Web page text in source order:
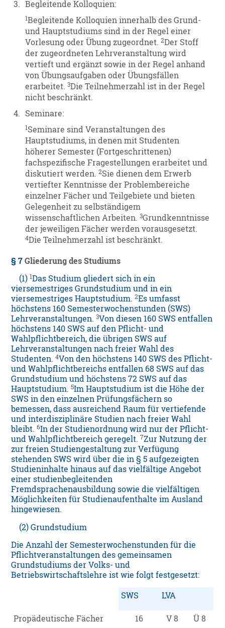
3. Begleitende Kolloquien:
1Begleitende Kolloquien innerhalb des Grund-
und Hauptstudiums sind in der Regel einer
Vorlesung oder Übung zugeordnet.2Der Stoff
der zugeordneten Lehrveranstaltung wird
vertieft und ergänzt sowie in der Regel anhand
von Übungsaufgaben oder Übungsfällen
erarbeitet.3Die Teilnehmerzahl ist in der Regel
nicht beschränkt.
4. Seminare:
1Seminare sind Veranstaltungen des
Hauptstudiums, in denen mit Studenten
höherer Semester (Fortgeschrittenen)
fachspezifische Fragestellungen erarbeitet und
diskutiert werden.2Sie dienen dem Erwerb
vertiefter Kenntnisse der Problembereiche
einzelner Fächer und Teilgebiete und bieten
Gelegenheit zu selbständigem
wissenschaftlichen Arbeiten.3Grundkenntnisse
der jeweiligen Fächer werden vorausgesetzt.
4Die Teilnehmerzahl ist beschränkt.
§ 7 Gliederung des Studiums
(1)1Das Studium gliedert sich in ein
viersemestriges Grundstudium und in ein
viersemestriges Hauptstudium.2Es umfasst
höchstens 160 Semesterwochenstunden (SWS)
Lehrveranstaltungen.3Von diesen 160 SWS entfallen
höchstens 140 SWS auf den Pflicht- und
Wahlpflichtbereich, die übrigen SWS auf
Lehrveranstaltungen nach freier Wahl des
Studenten.4Von den höchstens 140 SWS des Pflicht-
und Wahlpflichtbereichs entfallen 68 SWS auf das
Grundstudium und höchstens 72 SWS auf das
Hauptstudium.5Im Hauptstudium ist die Höhe der
SWS in den einzelnen Prüfungsfächern so
bemessen, dass ausreichend Raum für vertiefende
und interdisziplinäre Studien nach freier Wahl
bleibt.6In der Studienordnung wird nur der Pflicht-
und Wahlpflichtbereich geregelt.7Zur Nutzung der
zur freien Studiengestaltung zur Verfügung
stehenden SWS wird über die in § 5 aufgezeigten
Studieninhalte hinaus auf das vielfältige Angebot
einer studienbegleitenden
Fremdsprachenausbildung sowie die vielfältigen
Möglichkeiten für Studienaufenthalte im Ausland
hingewiesen.
(2) Grundstudium
Die Anzahl der Semesterwochenstunden für die
Pflichtveranstaltungen des gemeinsamen
Grundstudiums der Volks- und
Betriebswirtschaftslehre ist wie folgt festgesetzt:
SWS LVA
Propädeutische Fächer 16 V 8
Ü 8